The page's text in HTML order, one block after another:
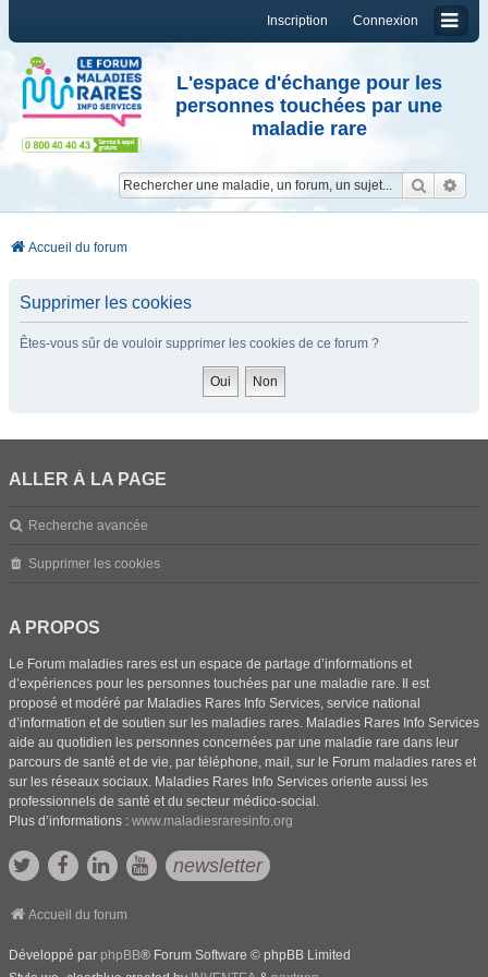
Connexion
Inscription
L'espace d'échange pour les
personnes touchées par une
maladie rare
Accueil du forum
Supprimer les cookies
Êtes-vous sûr de vouloir supprimer les cookies de ce forum ?
ALLER À LA PAGE
Recherche avancée
Supprimer les cookies
A PROPOS
Le Forum maladies rares est un espace de partage d’informations et
d’expériences pour les personnes touchées par une maladie rare. Il est
proposé et modéré par Maladies Rares Info Services, service national
d’information et de soutien sur les maladies rares. Maladies Rares Info Services
aide au quotidien les personnes concernées par une maladie rare dans leur
parcours de santé et de vie, par téléphone, mail, sur le Forum maladies rares et
sur les réseaux sociaux. Maladies Rares Info Services oriente aussi les
professionnels de santé et du secteur médico-social.
Plus d’informations : www.maladiesraresinfo.org
newsletter
Accueil du forum
Développé par phpBB® Forum Software © phpBB Limited